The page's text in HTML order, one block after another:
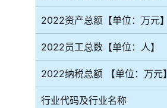
2022资产总额【单位：万元】
2022员工总数【单位：人】
2022纳税总额 【单位：万元】
行业代码及行业名称